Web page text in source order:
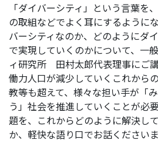
「ダイバーシティ」という言葉を
の取組などでよく耳にするように
バーシティなのか、どのようにダ
で実現していくのかについて、一
ィ研究所 田村太郎代表理事にご
働力人口が減少していくこれから
教等も超えて、様々な担い手が「
う」社会を推進していくことが必
題を、これからどのように解決し
か、軽快な語り口でお話くださいま